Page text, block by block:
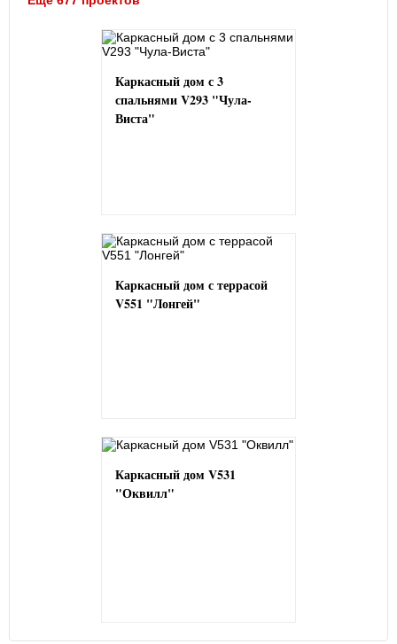
Каркасный дом с 3
спальнями V293 "Чула-
Виста"
Каркасный дом с террасой
V551 "Лонгей"
Каркасный дом V531
"Оквилл"